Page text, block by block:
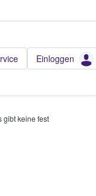
Einloggen
gibt keine fest